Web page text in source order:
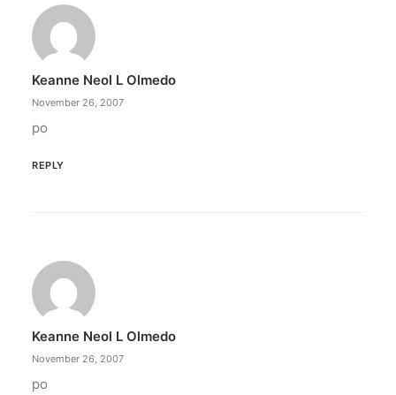
Keanne Neol L Olmedo
November 26, 2007
po
REPLY
Keanne Neol L Olmedo
November 26, 2007
po